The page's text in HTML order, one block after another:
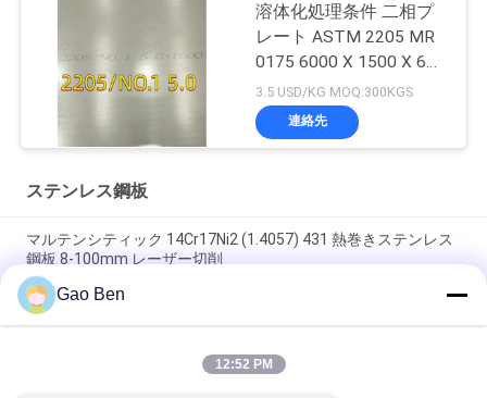
溶体化処理条件 二相プ
レート ASTM 2205 MR
0175 6000 X 1500 X 6
Thk
3.5 USD/KG MOQ:300KGS
連絡先
ステンレス鋼板
マルテンシティック 14Cr17Ni2 (1.4057) 431 熱巻きステンレス
鋼板 8-100mm レーザー切削
合金 20 プレート Incoloy20 カーペンター20Cb-3 UNSN08020
2.4460 8MM X 1500 X 6000MM
高温耐性熱巻き DIN 1.4845 SUS 310S AISI 310S INOXステンレ
Gao Ben
12:52 PM